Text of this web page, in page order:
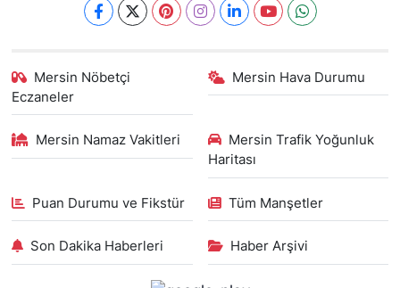
Mersin Nöbetçi
Eczaneler
Mersin Hava Durumu
Mersin Namaz Vakitleri
Mersin Trafik Yoğunluk
Haritası
Puan Durumu ve Fikstür Tüm Manşetler
Son Dakika Haberleri Haber Arşivi